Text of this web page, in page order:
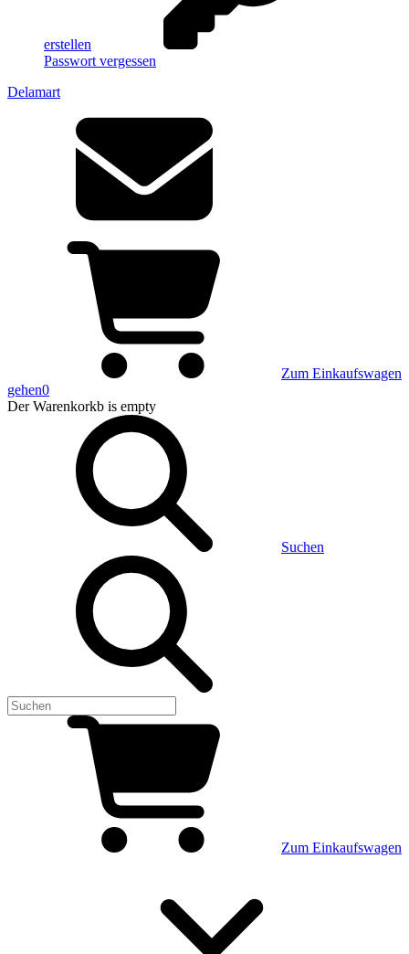
erstellen
Passwort vergessen
Delamart
Zum Einkaufswagen
gehen0
Der Warenkorkb is empty
Suchen
Zum Einkaufswagen